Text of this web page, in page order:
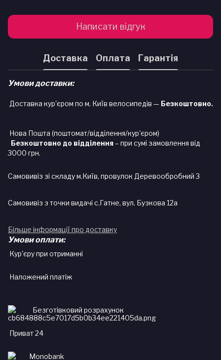
Написати відгук
Доставка Оплата Гарантія
Умови доставки:
Доставка кур'єром по м. Київ велосипедів — Безкоштовно.
Нова Пошта (поштомат/відділення/кур'єром)
Безкоштовно до відділення – при сумі замовлення від
3000 грн.
Самовивіз зі складу м.Київ, провулок Деревообробний 3
Самовивіз з точки видачі с.Гатне, вул. Бузкова 12а
Більше інформації про доставку
Умови оплати:
Кур'єру при отриманні
Наложений платіж
Безготівковий розрахунок
Приват 24
Monobank